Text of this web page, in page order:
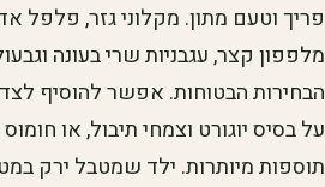
פריך וטעם מתון. מקלוני גזר, פלפל
מלפפון קצר, עגבניות שרי בעונה
הבחירות הבטוחות. אפשר להוסיף
על בסיס יוגורט וצמחי תיבול, או
תוספות מיותרות. ילד שמטבל ירק